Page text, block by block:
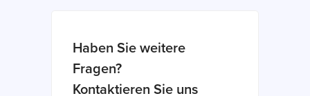
Haben Sie weitere
Fragen?
Kontaktieren Sie uns